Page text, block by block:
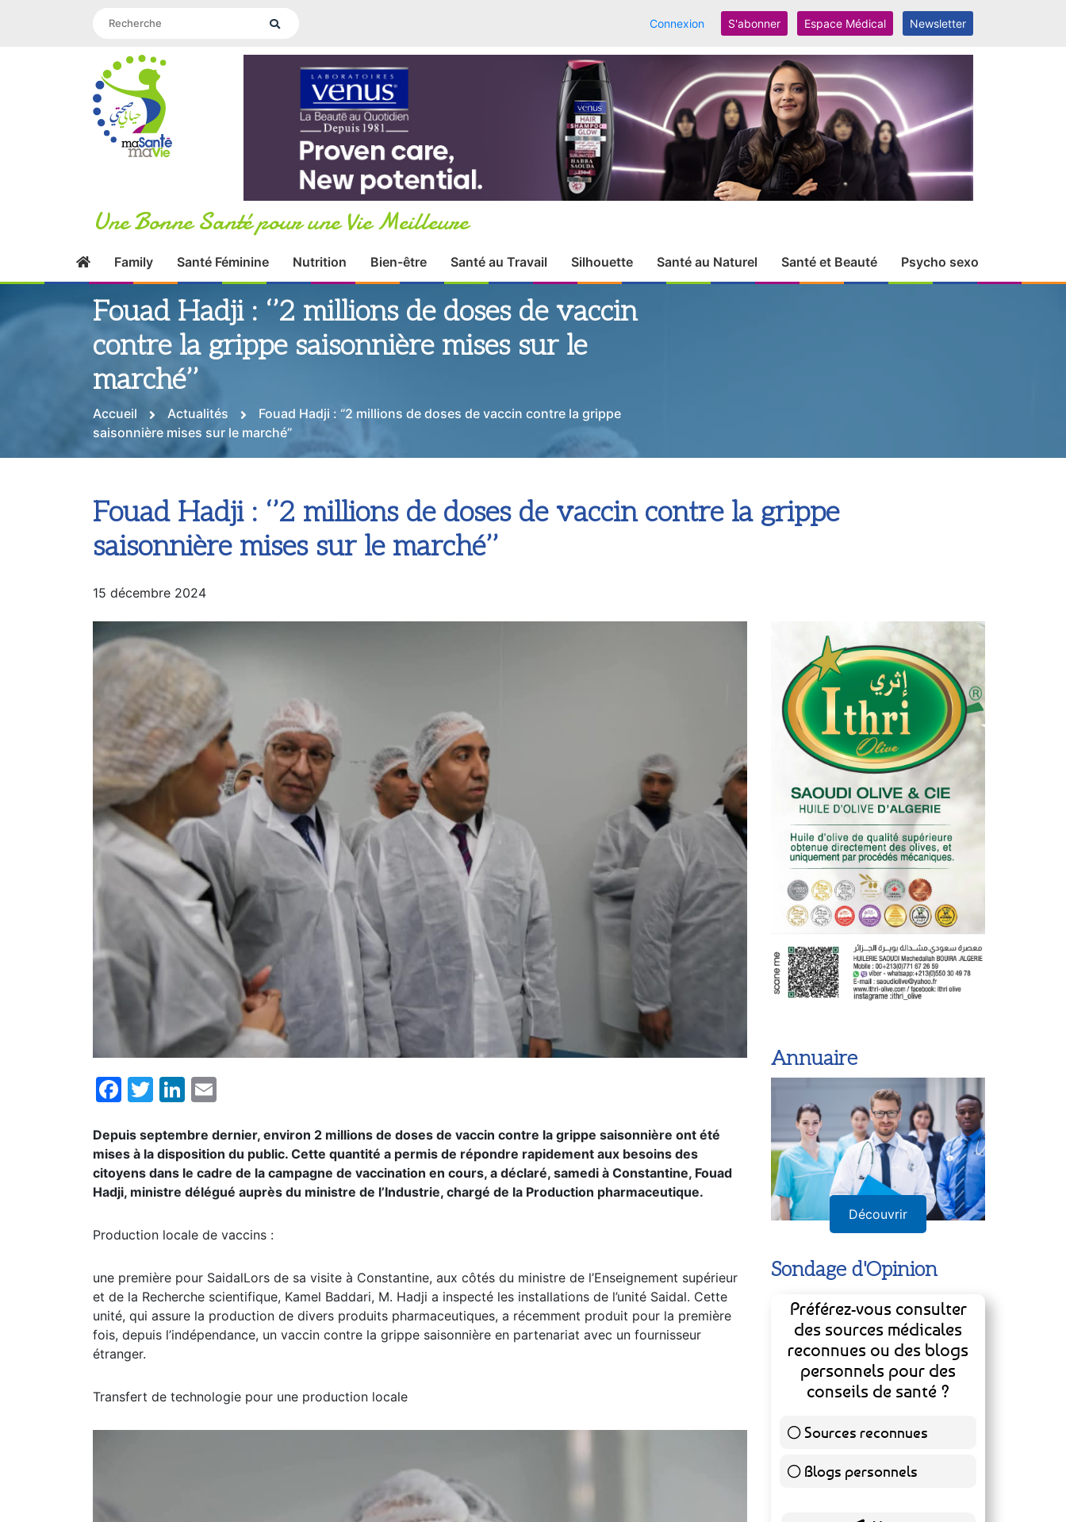
Connexion S'abonner Espace Médical Newsletter
Une Bonne Santé pour une Vie Meilleure
Family Santé Féminine Nutrition Bien-être Santé au Travail Silhouette Santé au Naturel Santé et Beauté Psycho sexo
Fouad Hadji : ‘’2 millions de doses de vaccin
contre la grippe saisonnière mises sur le
marché’’
Accueil Actualités
Fouad Hadji : ‘’2 millions de doses de vaccin contre la grippe
saisonnière mises sur le marché’’
Fouad Hadji : ‘’2 millions de doses de vaccin contre la grippe
saisonnière mises sur le marché’’
15 décembre 2024
Facebook
TwitterLinkedIn
Depuis septembre dernier, environ 2 millions de doses de vaccin contre la grippe saisonnière ont été
mises à la disposition du public. Cette quantité a permis de répondre rapidement aux besoins des
citoyens dans le cadre de la campagne de vaccination en cours, a déclaré, samedi à Constantine, Fouad
Hadji, ministre délégué auprès du ministre de l’Industrie, chargé de la Production pharmaceutique.
Production locale de vaccins :
une première pour SaidalLors de sa visite à Constantine, aux côtés du ministre de l’Enseignement supérieur
et de la Recherche scientifique, Kamel Baddari, M. Hadji a inspecté les installations de l’unité Saidal. Cette
unité, qui assure la production de divers produits pharmaceutiques, a récemment produit pour la première
fois, depuis l’indépendance, un vaccin contre la grippe saisonnière en partenariat avec un fournisseur
étranger.
Transfert de technologie pour une production locale
Annuaire
Découvrir
Sondage d'Opinion
Préférez-vous consulter
des sources médicales
reconnues ou des blogs
personnels pour des
conseils de santé ?
Sources reconnues
139 ( 73.16 % )
Blogs personnels51 ( 26.84 % )